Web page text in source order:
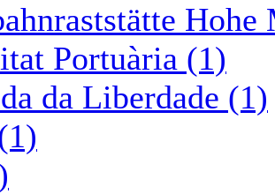
Hohe
Portuària (1)
da Liberdade (1)